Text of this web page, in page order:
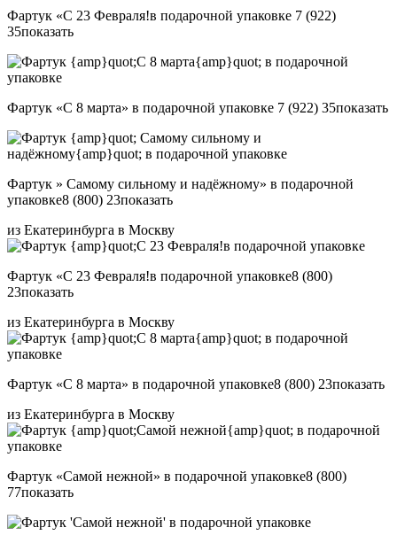
Фартук «С 23 Февраля!в подарочной упаковке 7 (922)
35показать
Фартук «С 8 марта» в подарочной упаковке 7 (922) 35показать
Фартук » Самому сильному и надёжному» в подарочной
упаковке8 (800) 23показать
из Екатеринбурга в Москву
Фартук «С 23 Февраля!в подарочной упаковке8 (800)
23показать
из Екатеринбурга в Москву
Фартук «С 8 марта» в подарочной упаковке8 (800) 23показать
из Екатеринбурга в Москву
Фартук «Самой нежной» в подарочной упаковке8 (800)
77показать